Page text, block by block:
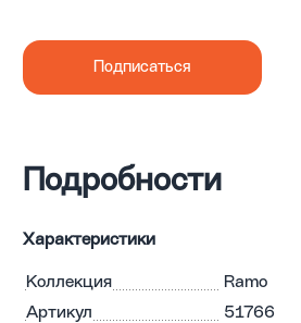
Подписаться
Подробности
Характеристики
Коллекция
Ramo
Артикул
51766